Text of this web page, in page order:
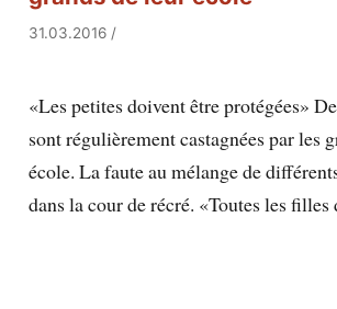
31.03.2016/
«Les petites doivent être protégées»
sont régulièrement castagnées par les
école. La faute au mélange de
dans la cour de récré. «Toutes les filles